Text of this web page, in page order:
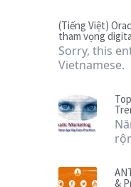
(Tiếng Việt)
tham vọng
Sorry, this
Vietnamese.
&